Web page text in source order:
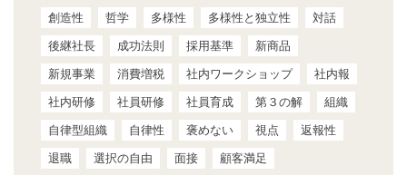
創造性
哲学 多様性 多様性と独立性
対話
後継社長
成功法則 採用基準
新商品
新規事業
消費増税 社内ワークショップ
社内報
社内研修
社員研修 社員育成 第３の解
組織
自律型組織
自律性 褒めない 視点
返報性
退職
選択の自由 面接 顧客満足